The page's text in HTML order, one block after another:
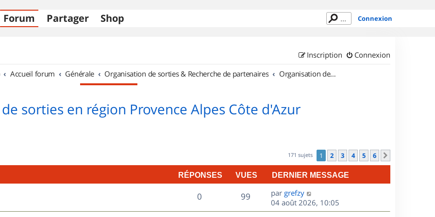
Forum Partager Shop Connexion
Connexion
Inscription
Accueil forum Générale Organisation de sorties & Recherche de partenaires Organisation de sorties en région Provence Alpes Côte d'Azur
sorties en région Provence Alpes Côte d'Azur
171 sujets 1 2 3 4 5 6
RÉPONSES VUES DERNIER MESSAGE
0R
é
99V
u
D
e
r
par grefzy
04 août 2026, 10:05